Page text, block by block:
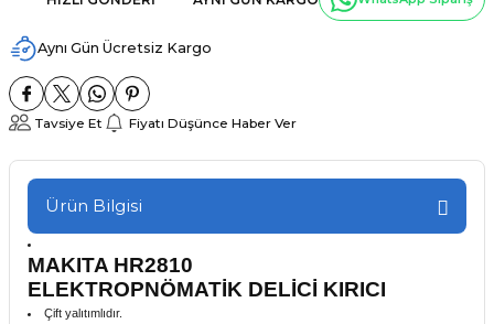
Aynı Gün Ücretsiz Kargo
Tavsiye Et Fiyatı Düşünce Haber Ver
Ürün Bilgisi
MAKITA HR2810
ELEKTROPNÖMATİK DELİCİ KIRICI
Çift yalıtımlıdır.